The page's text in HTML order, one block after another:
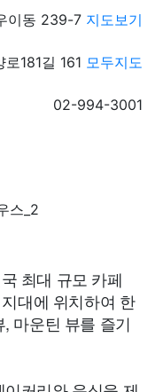
이동 239-7 지도보기
181길 161 모두지도
02-994-3001
최대 규모 카페
대에 위치하여 한
마운틴 뷰를 즐기